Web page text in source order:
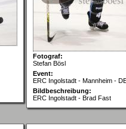
Fotograf:
Stefan Bösl
Event:
ERC Ingolstadt - Mannheim -
Bildbeschreibung:
ERC Ingolstadt - Brad Fast